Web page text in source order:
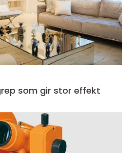
som gir stor effekt